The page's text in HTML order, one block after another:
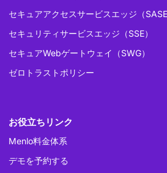
セキュアアクセスサービスエッジ（SASE
セキュリティサービスエッジ（SSE）
セキュアWebゲートウェイ（SWG）
ゼロトラストポリシー
お役立ちリンク
Menlo料金体系
デモを予約する